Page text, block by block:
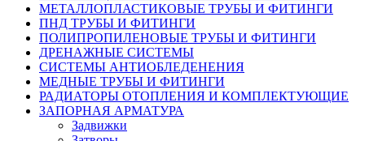
МЕТАЛЛОПЛАСТИКОВЫЕ ТРУБЫ И ФИТИНГИ
ПНД ТРУБЫ И ФИТИНГИ
ПОЛИПРОПИЛЕНОВЫЕ ТРУБЫ И ФИТИНГИ
ДРЕНАЖНЫЕ СИСТЕМЫ
СИСТЕМЫ АНТИОБЛЕДЕНЕНИЯ
МЕДНЫЕ ТРУБЫ И ФИТИНГИ
РАДИАТОРЫ ОТОПЛЕНИЯ И КОМПЛЕКТУЮЩИЕ
ЗАПОРНАЯ АРМАТУРА
Задвижки